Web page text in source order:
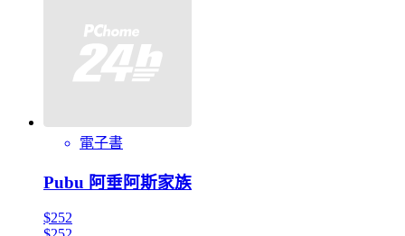
電子書
Pubu 阿垂阿斯家族
$252